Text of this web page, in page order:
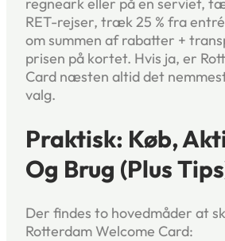
RET-rejser, træk 25 % fra
om summen af rabatter +
prisen på kortet. Hvis ja, er
Card næsten altid det
valg.
Praktisk: Køb,
Og Brug (plus
Der findes to hovedmåder at
Rotterdam Welcome Card: